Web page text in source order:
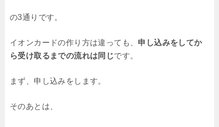
の3通りです。
イオンカードの作り方は違っても、 申し込みをしてか
ら受け取るまでの流れは同じです。
まず、申し込みをします。
そのあとは、